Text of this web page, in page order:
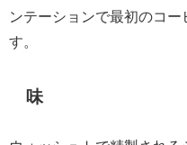
ンテーションで最初のコ
す。
味